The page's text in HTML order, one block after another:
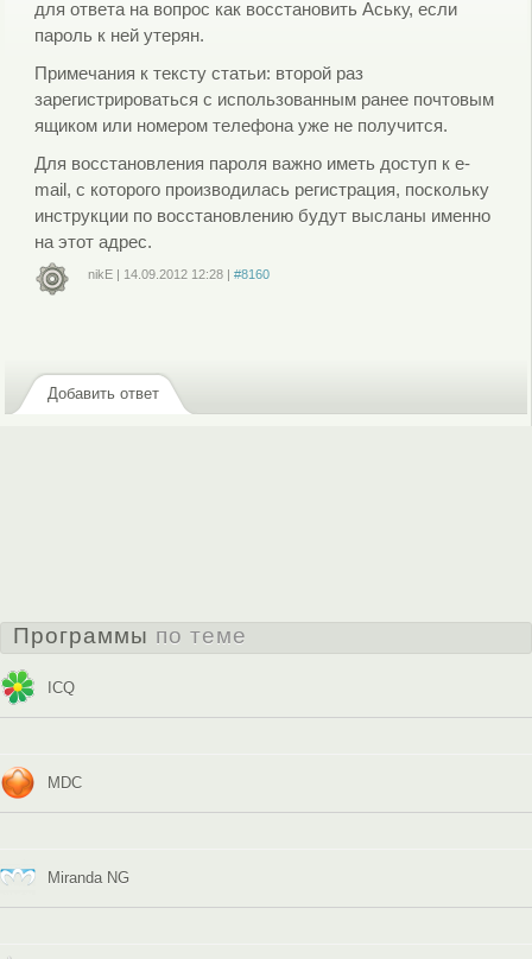
для ответа на вопрос как восстановить Аську, если
пароль к ней утерян.
Примечания к тексту статьи: второй раз
зарегистрироваться с использованным ранее почтовым
ящиком или номером телефона уже не получится.
Для восстановления пароля важно иметь доступ к e-
mail, с которого производилась регистрация, поскольку
инструкции по восстановлению будут высланы именно
на этот адрес.
nikE | 14.09.2012 12:28 |#8160
Добавить ответ
Программы по теме
ICQ
MDC
Miranda NG